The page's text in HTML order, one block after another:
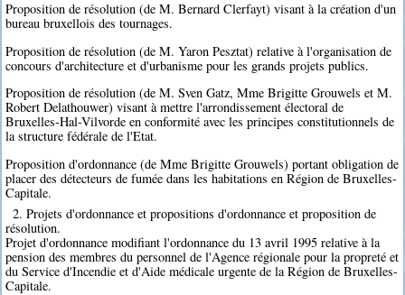
Proposition de résolution (de M. Bernard Clerfayt) visant à la création d'un
bureau bruxellois des tournages.
Proposition de résolution (de M. Yaron Pesztat) relative à l'organisation de
concours d'architecture et d'urbanisme pour les grands projets publics.
Proposition de résolution (de M. Sven Gatz, Mme Brigitte Grouwels et M.
Robert Delathouwer) visant à mettre l'arrondissement électoral de
Bruxelles-Hal-Vilvorde en conformité avec les principes constitutionnels de
la structure fédérale de l'Etat.
Proposition d'ordonnance (de Mme Brigitte Grouwels) portant obligation de
placer des détecteurs de fumée dans les habitations en Région de Bruxelles-
Capitale.
2. Projets d'ordonnance et propositions d'ordonnance et proposition de
résolution.
Projet d'ordonnance modifiant l'ordonnance du 13 avril 1995 relative à la
pension des membres du personnel de l'Agence régionale pour la propreté et
du Service d'Incendie et d'Aide médicale urgente de la Région de Bruxelles-
Capitale.